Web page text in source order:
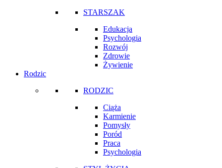
STARSZAK
Edukacja
Psychologia
Rozwój
Zdrowie
Żywienie
Rodzic
RODZIC
Ciąża
Karmienie
Pomysły
Poród
Praca
Psychologia